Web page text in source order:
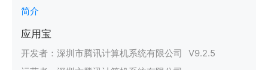
简介
应用宝
开发者： 深圳市腾讯计算机系统有限公司 V9.2.5